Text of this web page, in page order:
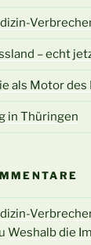
– echt
als Motor
in Thüringen
Weshalb die